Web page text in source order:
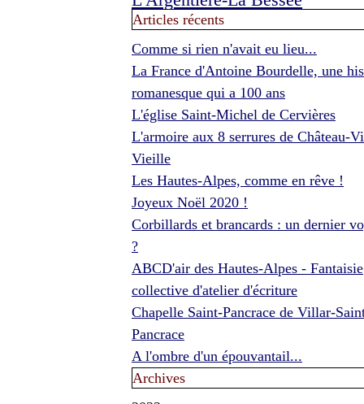
Articles récents
Comme si rien n'avait eu lieu...
La France d'Antoine Bourdelle, une
romanesque qui a 100 ans
L'église Saint-Michel de Cervières
L'armoire aux 8 serrures de Château-
Vieille
Les Hautes-Alpes, comme en rêve !
Joyeux Noël 2020 !
Corbillards et brancards : un dernier
?
ABCD'air des Hautes-Alpes - Fantaisie
collective d'atelier d'écriture
Chapelle Saint-Pancrace de Villar-
Pancrace
A l'ombre d'un épouvantail...
Archives